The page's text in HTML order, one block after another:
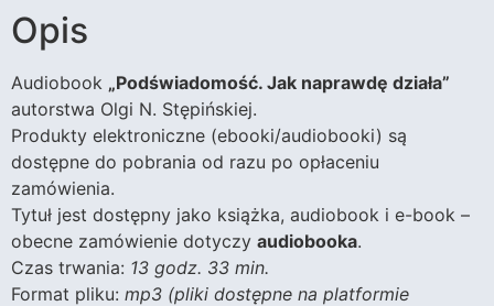
Opis
Audiobook „Podświadomość. Jak naprawdę działa”
autorstwa Olgi N. Stępińskiej.
Produkty elektroniczne (ebooki/audiobooki) są
dostępne do pobrania od razu po opłaceniu
zamówienia.
Tytuł jest dostępny jako książka, audiobook i e-book –
obecne zamówienie dotyczy audiobooka.
Czas trwania: 13 godz. 33 min.
Format pliku: mp3 (pliki dostępne na platformie